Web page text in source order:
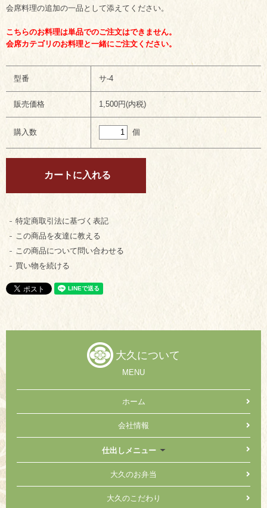
会席料理の追加の一品として添えてください。
こちらのお料理は単品でのご注文はできません。
会席カテゴリのお料理と一緒にご注文ください。
型番 サ-4
販売価格 1,500円(内税)
購入数 個
特定商取引法に基づく表記
この商品を友達に教える
この商品について問い合わせる
買い物を続ける
大久について
MENU
ホーム
会社情報
仕出しメニュー
大久のお弁当
大久のこだわり